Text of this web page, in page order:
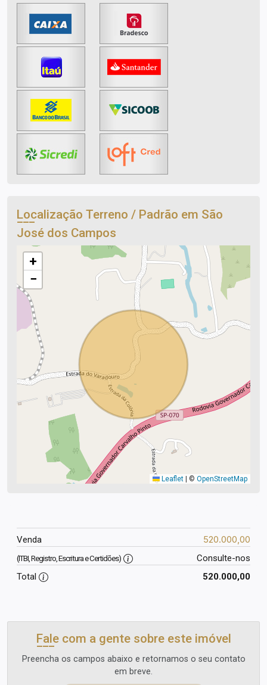
Localização Terreno / Padrão em São
José dos Campos
+
−
Leaflet © OpenStreetMap
Venda 520.000,00
(ITBI, Registro, Escritura e Certidões)
Consulte-nos
Total
520.000,00
Fale com a gente sobre este imóvel
Preencha os campos abaixo e retornamos o seu contato
em breve.